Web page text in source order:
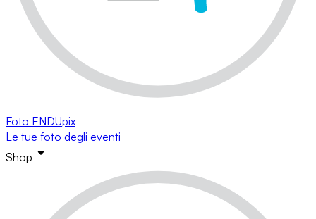
Foto ENDUpix
Le tue foto degli eventi
Shop